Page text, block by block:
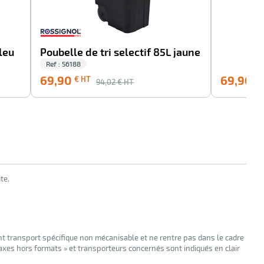
Poubelle de tri selectif 85L jaune
Ref : 56188
69,90 € HT 94,02 € HT 69,90
spécifique non mécanisable et ne rentre pas dans le cadre
hors formats » et transporteurs concernés sont indiqués en clair